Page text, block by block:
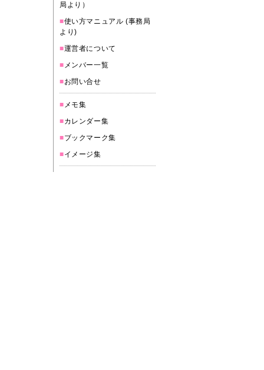
局より）
■使い方マニュアル (事務局
より)
■運営者について
■ メンバー一覧
■お問い合せ
■ メモ集
■カレンダー集
■ブックマーク集
■イメージ集